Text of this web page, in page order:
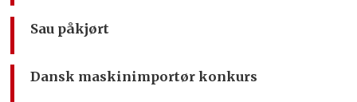
Sau påkjørt
Dansk maskinimportør konkurs